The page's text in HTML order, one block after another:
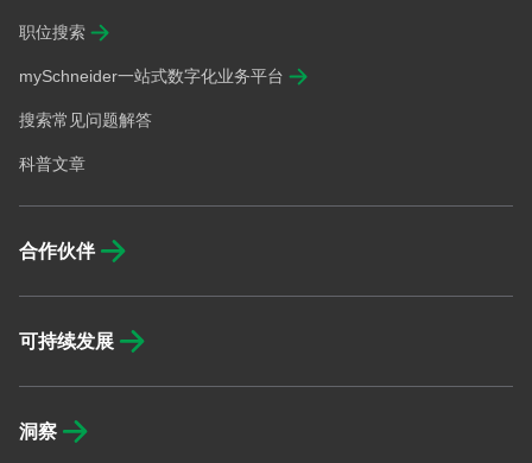
职位搜索
mySchneider一站式数字化业务平台
搜索常见问题解答
科普文章
合作伙伴
可持续发展
洞察